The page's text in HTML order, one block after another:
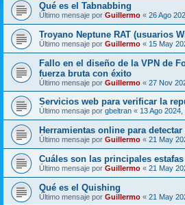
Qué es el Tabnabbing
Último mensaje por Guillermo « 26 Ago
Troyano Neptune RAT (usuarios
Último mensaje por Guillermo « 15 May
Fallo en el diseño de la VPN de
fuerza bruta con éxito
Último mensaje por Guillermo « 27 Nov
Servicios web para verificar la
Último mensaje por gbeltran « 13 Ago 2024,
Herramientas online para
Último mensaje por Guillermo « 21 May
Cuáles son las principales
Último mensaje por Guillermo « 21 May
Qué es el Quishing
Último mensaje por Guillermo « 21 May